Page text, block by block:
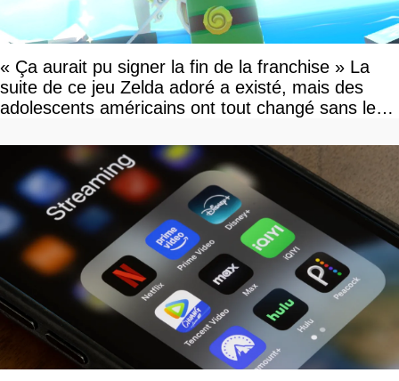
« Ça aurait pu signer la fin de la franchise » La
suite de ce jeu Zelda adoré a existé, mais des
adolescents américains ont tout changé sans le